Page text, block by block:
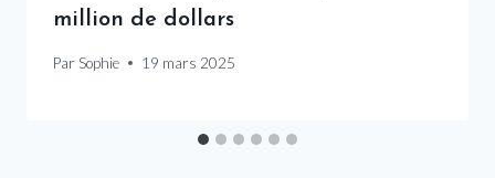
million de dollars
Par Sophie 19 mars 2025